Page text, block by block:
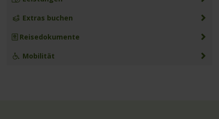
Extras buchen
Reisedokumente
Mobilität